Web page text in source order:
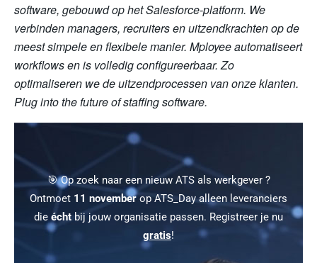
software, gebouwd op het Salesforce-platform. We
verbinden managers, recruiters en uitzendkrachten op de
meest simpele en flexibele manier. Mployee automatiseert
workflows en is volledig configureerbaar. Zo
optimaliseren we de uitzendprocessen van onze klanten.
Plug into the future of staffing software.
🎯 Op zoek naar een nieuw ATS als werkgever ?
Ontmoet 11 novemberop ATS_Day alleen leveranciers
die écht bij jouw organisatie passen. Registreer je nu
gratis!